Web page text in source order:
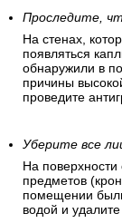
Проследите,
На стенах,
появляться
обнаружили в
причины
проведите
Уберите все
На поверхности
предметов
помещении
водой и